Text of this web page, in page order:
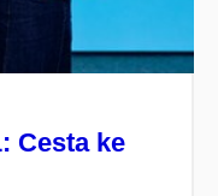
Cesta ke